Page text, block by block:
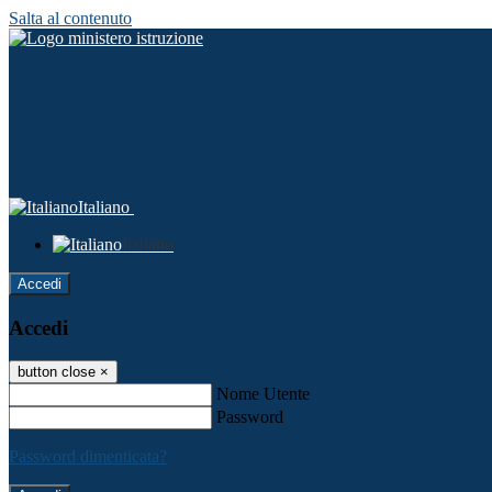
Salta al contenuto
Italiano
Italiano
Accedi
Accedi
button close ×
Nome Utente
Password
Password dimenticata?